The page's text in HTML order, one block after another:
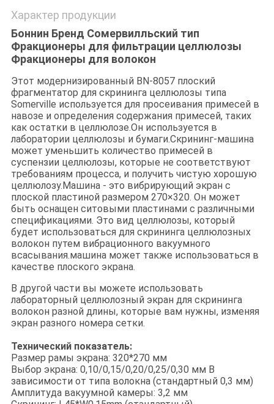
Характер продукции
Боннин Бренд Сомервилльский тип
Фракционеры для фильтрации целлюлозы
Фракционеры для волокон
Этот модернизированный BN-8057 плоский
фрагментатор для скрининга целлюлозы типа
Somerville используется для просеивания примесей в
навозе и определения содержания примесей, таких
как остатки в целлюлозе.Он используется в
лаборатории целлюлозы и бумаги.Скрининг-машина
может уменьшить количество примесей в
суспензии целлюлозы, которые не соответствуют
требованиям процесса, и получить чистую хорошую
целлюлозу.Машина - это вибрирующий экран с
плоской пластиной размером 270×320. Он может
быть оснащен ситовыми пластинами с различными
спецификациями. Это вид целлюлозы, который
будет использоваться для скрининга целлюлозных
волокон путем вибрационного вакуумного
всасывания.машина может также использоваться в
качестве плоского экрана.
В другой части вы можете использовать
лабораторный целлюлозный экран для скрининга
волокон разной длины, которые вам нужны, изменяя
экран разного номера сетки.
Технический показатель:
Размер рамы экрана: 320*270 мм
Выбор экрана: 0,10/0,15/0,20/0,25/0,30 мм В
зависимости от типа волокна (стандартный 0,3 мм)
Амплитуда вакуумной камеры: 3,2 мм